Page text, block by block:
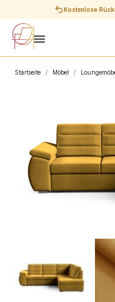
Startseite Möbel